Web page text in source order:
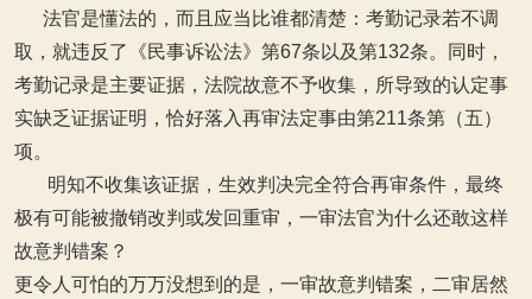
法官是懂法的，而且应当比谁都清楚：考勤记录若不调
取，就违反了《民事诉讼法》第67条以及第132条。同时，
考勤记录是主要证据，法院故意不予收集，所导致的认定事
实缺乏证据证明，恰好落入再审法定事由第211条第（五）
项。
明知不收集该证据，生效判决完全符合再审条件，最终
极有可能被撤销改判或发回重审，一审法官为什么还敢这样
故意判错案？
更令人可怕的万万没想到的是，一审故意判错案，二审居然